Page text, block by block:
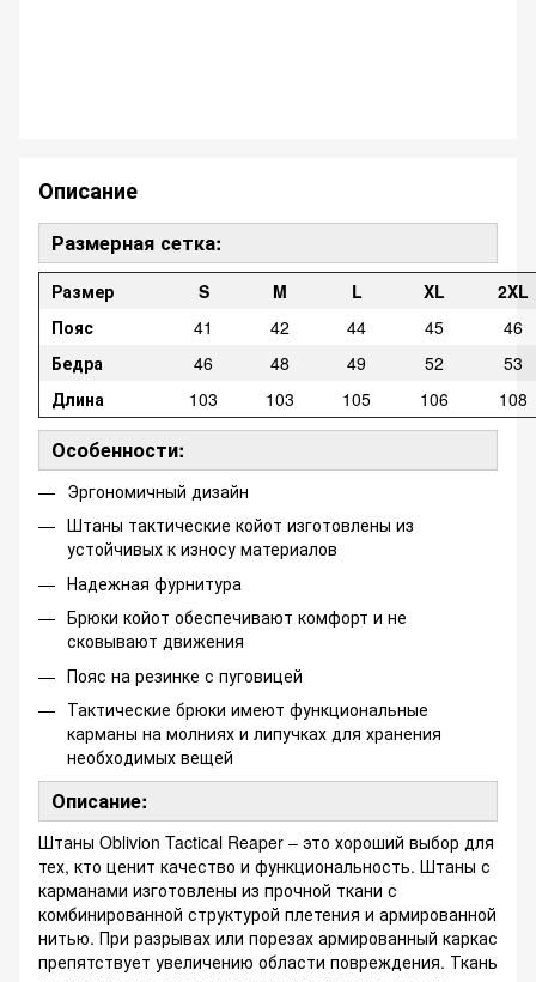
Описание
Размерная сетка:
Размер S M L XL
2XL
Пояс
41 42 44 45
46
Бедра
46 48 49 52
53
Длина
103 103 105 106 108
Особенности:
Эргономичный дизайн
Штаны тактические койот изготовлены из
устойчивых к износу материалов
Надежная фурнитура
Брюки койот обеспечивают комфорт и не
сковывают движения
Пояс на резинке с пуговицей
Тактические брюки имеют функциональные
карманы на молниях и липучках для хранения
необходимых вещей
Описание:
Штаны Oblivion Tactical Reaper – это хороший выбор для
тех, кто ценит качество и функциональность. Штаны с
карманами изготовлены из прочной ткани с
комбинированной структурой плетения и армированной
нитью. При разрывах или порезах армированный каркас
препятствует увеличению области повреждения. Ткань